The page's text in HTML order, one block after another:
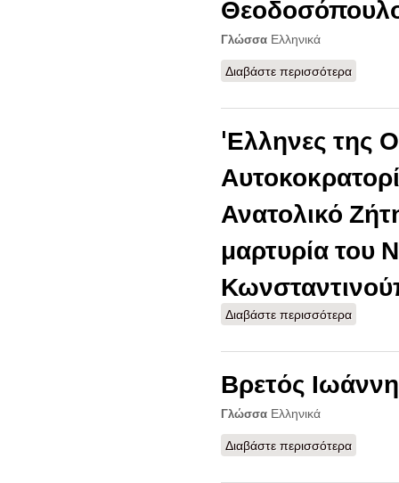
Γλώσσα Ελληνικά
Διαβάστε περισσότερα
'Ελληνες της
Ανατολικό
μαρτυρία του
Διαβάστε περισσότερα
1866-
Βρετός
Γλώσσα Ελληνικά
Διαβάστε περισσότερα